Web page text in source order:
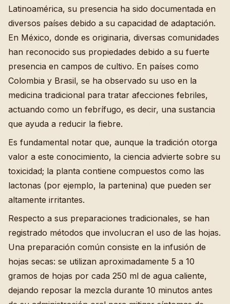
Latinoamérica, su presencia ha sido documentada en
diversos países debido a su capacidad de adaptación.
En México, donde es originaria, diversas comunidades
han reconocido sus propiedades debido a su fuerte
presencia en campos de cultivo. En países como
Colombia y Brasil, se ha observado su uso en la
medicina tradicional para tratar afecciones febriles,
actuando como un febrífugo, es decir, una sustancia
que ayuda a reducir la fiebre.
Es fundamental notar que, aunque la tradición otorga
valor a este conocimiento, la ciencia advierte sobre su
toxicidad; la planta contiene compuestos como las
lactonas (por ejemplo, la partenina) que pueden ser
altamente irritantes.
Respecto a sus preparaciones tradicionales, se han
registrado métodos que involucran el uso de las hojas.
Una preparación común consiste en la infusión de
hojas secas: se utilizan aproximadamente 5 a 10
gramos de hojas por cada 250 ml de agua caliente,
dejando reposar la mezcla durante 10 minutos antes